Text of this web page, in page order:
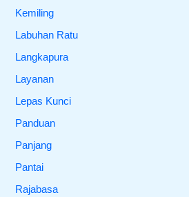
Kemiling
Labuhan Ratu
Langkapura
Layanan
Lepas Kunci
Panduan
Panjang
Pantai
Rajabasa